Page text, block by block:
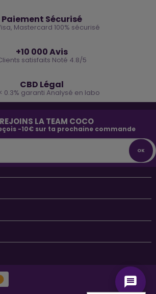
Paiement Sécurisé
Mastercard 100% sécurisé
+10 000 Avis
satisfaits Noté 4.8/5
CBD Légal
0.3% garanti Analysé en labo
LA TEAM COCO
-10€ sur ta prochaine commande